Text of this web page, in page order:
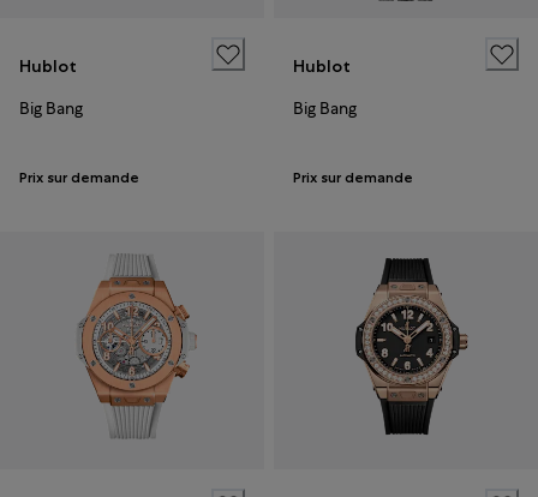
Hublot
Big Bang
Prix sur demande
Hublot
Big Bang
Prix sur demande